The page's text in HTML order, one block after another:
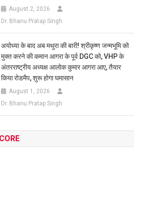
August 2, 2026
Dr. Bhanu Pratap Singh
अयोध्या के बाद अब मथुरा की बारी! श्रीकृष्ण जन्मभूमि को
मुक्त करने की कमान आगरा के पूर्व DGC को, VHP के
अंतरराष्ट्रीय अध्यक्ष आलोक कुमार आगरा आए, तैयार
किया रोडमैप, शुरू होगा घमासान
August 1, 2026
Dr. Bhanu Pratap Singh